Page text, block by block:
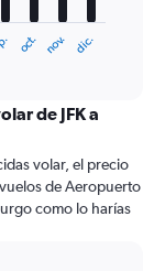
oct. nov. dic.
de JFK a
volar, el precio
de Aeropuerto
como lo harías